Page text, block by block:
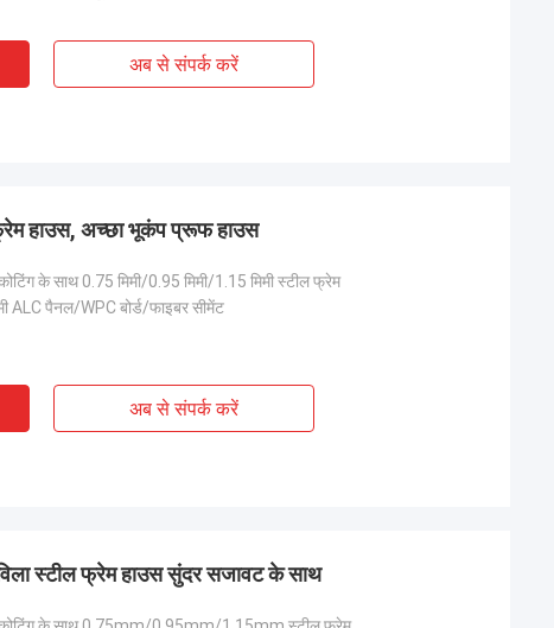
अब से संपर्क करें
फ्रेम हाउस, अच्छा भूकंप प्रूफ हाउस
के साथ 0.75 मिमी/0.95 मिमी/1.15 मिमी स्टील फ्रेम
ALC पैनल/WPC बोर्ड/फाइबर सीमेंट
अब से संपर्क करें
स्टील फ्रेम हाउस सुंदर सजावट के साथ